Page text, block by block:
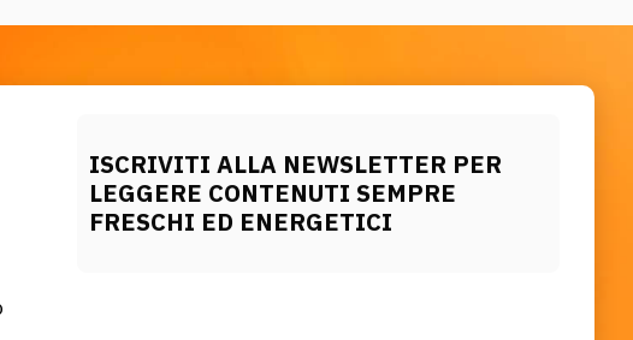
ISCRIVITI ALLA NEWSLETTER PER
LEGGERE CONTENUTI SEMPRE
FRESCHI ED ENERGETICI